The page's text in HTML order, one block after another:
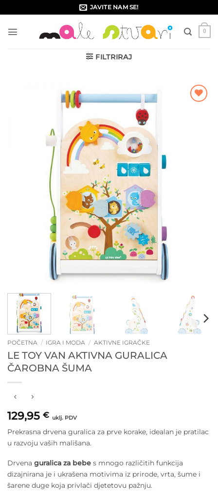
to
content
JAVITE NAM SE!
0
FILTRIRAJ
POČETNA / IGRA I MODA / AKTIVNE IGRAČKE
LE TOY VAN AKTIVNA GURALICA
ČAROBNA ŠUMA
129,95 € uklj. PDV
Prekrasna drvena guralica za prve korake, idealan je pratilac
u razvoju vaših mališana.
Drvena guralica za bebe s mnogo različitih funkcija
dizajnirana je i ukrašena motivima iz prirode, vrta, šume i
šarene duge koja privlači djetetovu pažnju.